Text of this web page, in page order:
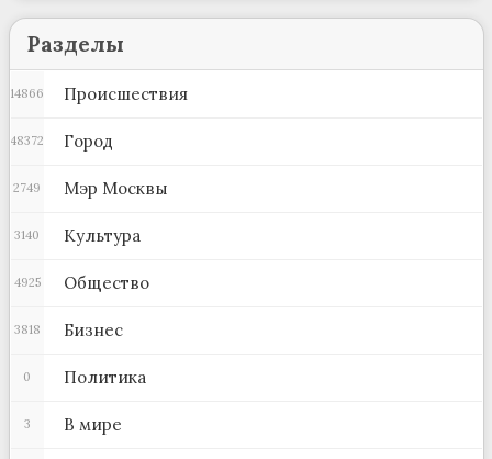
Разделы
Происшествия
14866
Город
48372
Мэр Москвы
2749
Культура
3140
Общество
4925
Бизнес
3818
Политика
0
В мире
3